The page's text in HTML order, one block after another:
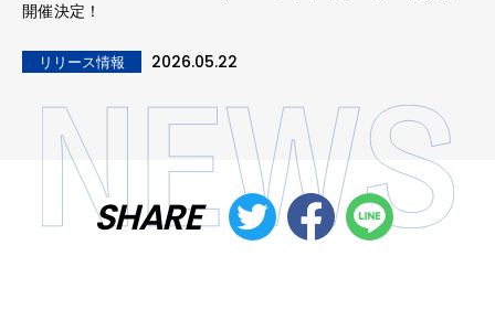
開催決定！
リリース情報 2026.05.22
SHARE